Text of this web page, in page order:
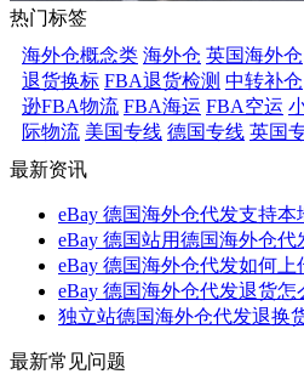
热门标签
海外仓概念类 海外仓 英国海外仓
退货换标 FBA退货检测 中转补仓
逊FBA物流 FBA海运 FBA空运
际物流 美国专线 德国专线 英国
最新资讯
eBay 德国海外仓代发支持本
eBay 德国站用德国海外仓代
eBay 德国海外仓代发如何上
eBay 德国海外仓代发退货怎
独立站德国海外仓代发退换
最新常见问题